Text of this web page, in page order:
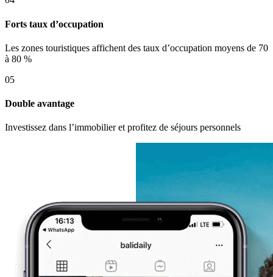
Forts taux d’occupation
Les zones touristiques affichent des taux d’occupation moyens de 70
à 80 %
05
Double avantage
Investissez dans l’immobilier et profitez de séjours personnels